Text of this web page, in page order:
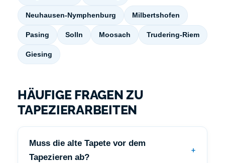
Neuhausen-Nymphenburg Milbertshofen
Pasing Solln Moosach Trudering-Riem
Giesing
HÄUFIGE FRAGEN ZU
TAPEZIERARBEITEN
Muss die alte Tapete vor dem
Tapezieren ab?